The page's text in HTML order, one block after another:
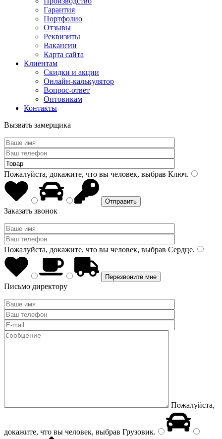
Гарантия
Портфолио
Отзывы
Реквизиты
Вакансии
Карта сайта
Клиентам
Скидки и акции
Онлайн-калькулятор
Вопрос-ответ
Оптовикам
Контакты
Вызвать замерщика
Пожалуйста, докажите, что вы человек, выбрав Ключ.
Заказать звонок
Пожалуйста, докажите, что вы человек, выбрав Сердце.
Письмо директору
Пожалуйста,
докажите, что вы человек, выбрав Грузовик.